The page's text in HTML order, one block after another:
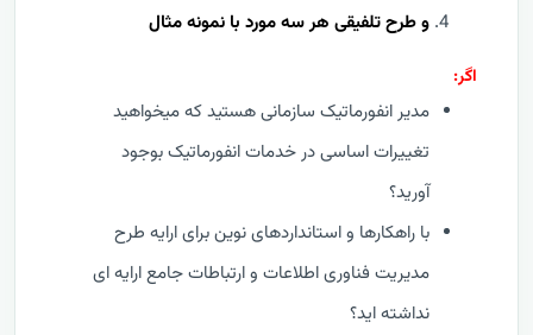
و طرح تلفیقی هر سه مورد با نمونه مثال
اگر:
مدیر انفورماتیک سازمانی هستید که میخواهید
تغییرات اساسی در خدمات انفورماتیک بوجود
آورید؟
با راهکارها و استانداردهای نوین برای ارایه طرح
مدیریت فناوری اطلاعات و ارتباطات جامع ارایه ای
نداشته اید؟